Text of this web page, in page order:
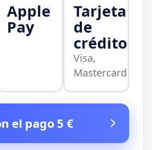
Apple
Pay
Tarjeta
de
crédito
Visa,
Mastercard
el pago 5 €